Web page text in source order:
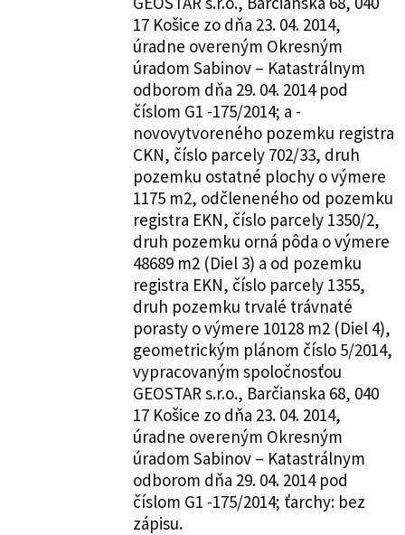
17 Košice zo dňa 23. 04. 2014,
úradne overeným Okresným
úradom Sabinov – Katastrálnym
odborom dňa 29. 04. 2014 pod
číslom G1 -175/2014; a -
novovytvoreného pozemku registra
CKN, číslo parcely 702/33, druh
pozemku ostatné plochy o výmere
1175 m2, odčleneného od pozemku
registra EKN, číslo parcely 1350/2,
druh pozemku orná pôda o výmere
48689 m2 (Diel 3) a od pozemku
registra EKN, číslo parcely 1355,
druh pozemku trvalé trávnaté
porasty o výmere 10128 m2 (Diel 4),
geometrickým plánom číslo 5/2014,
vypracovaným spoločnosťou
GEOSTAR s.r.o., Barčianska 68, 040
17 Košice zo dňa 23. 04. 2014,
úradne overeným Okresným
úradom Sabinov – Katastrálnym
odborom dňa 29. 04. 2014 pod
číslom G1 -175/2014; ťarchy: bez
zápisu.